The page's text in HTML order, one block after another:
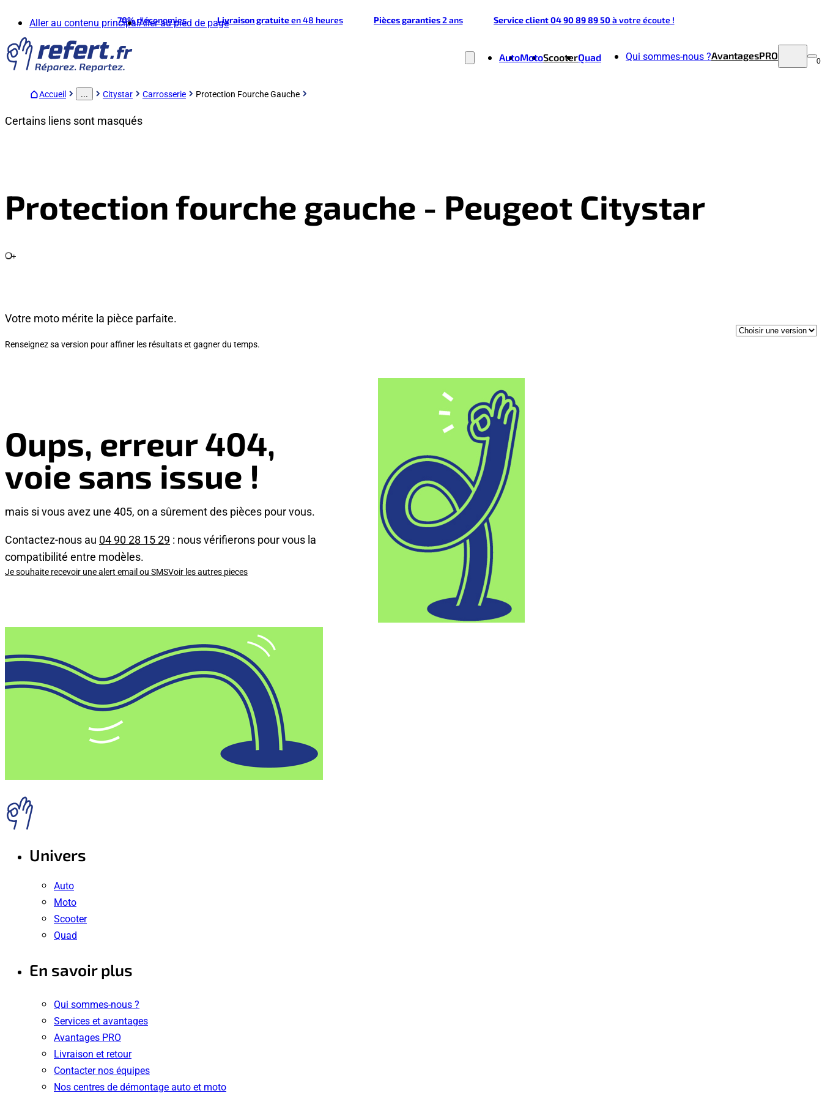
Aller au contenu principalAller au pied de page
70%d'économies Livraison gratuiteen 48 heures Pièces garanties2 ans Service client 04 90 89 89 50à votre écoute !
AutoMotoScooterQuad Qui sommes-nous ?AvantagesPRO 0
Accueil ... Citystar Carrosserie Protection Fourche Gauche
Certains liens sont masqués
Protection fourche gauche - Peugeot Citystar
+
Votre moto mérite la pièce parfaite.
Renseignez sa version pour affiner les résultats et gagner du temps.
Oups, erreur 404,
voie sans issue !
mais si vous avez une 405, on a sûrement des pièces pour vous.
Contactez-nous au 04 90 28 15 29 : nous vérifierons pour vous la
compatibilité entre modèles.
Je souhaite recevoir une alert email ou SMSVoir les autres pieces
Univers
Auto
Moto
Scooter
Quad
En savoir plus
Qui sommes-nous ?
Services et avantages
Avantages PRO
Livraison et retour
Contacter nos équipes
Nos centres de démontage auto et moto